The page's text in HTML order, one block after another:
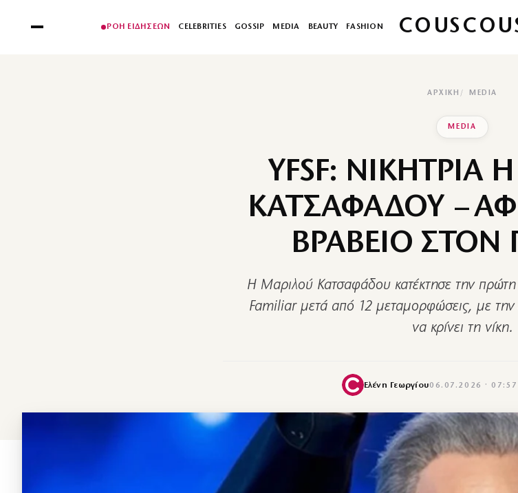
ΡΟΗ ΕΙΔΗΣΕΩΝ CELEBRITIES GOSSIP MEDIA BEAUTY FASHION
ΑΡΧΙΚΉ MEDIA
MEDIA
YFSF: ΝΙΚΗΤΡΙΑ
ΚΑΤΣΑΦΑΔΟΥ –
ΒΡΑΒΕΙΟ ΣΤΟΝ
Η Μαριλού Κατσαφάδου κατέκτησε την
Familiar μετά από 12 μεταμορφώσεις, με την
να κρίνει τη νίκη.
Ελένη Γεωργίου06.07.2026 · 07:57